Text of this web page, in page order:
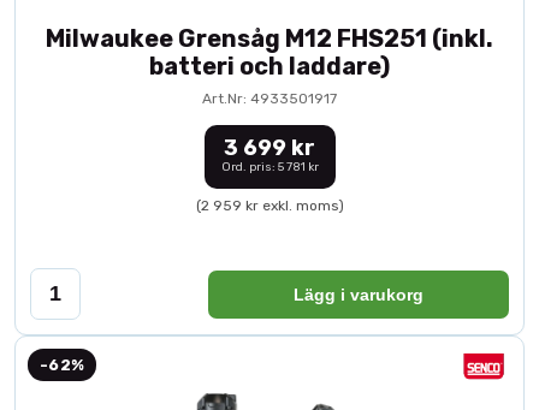
Milwaukee Grensåg M12 FHS251 (inkl.
batteri och laddare)
Art.Nr: 4933501917
3 699 kr
Ord. pris: 5 781 kr
(2 959 kr exkl. moms)
Lägg i varukorg
-62%